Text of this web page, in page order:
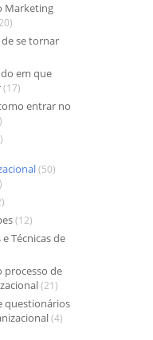
Marketing
se tornar
em que
(17)
entrar no
(50)
(12)
Técnicas de
processo de
(21)
questionários
(4)